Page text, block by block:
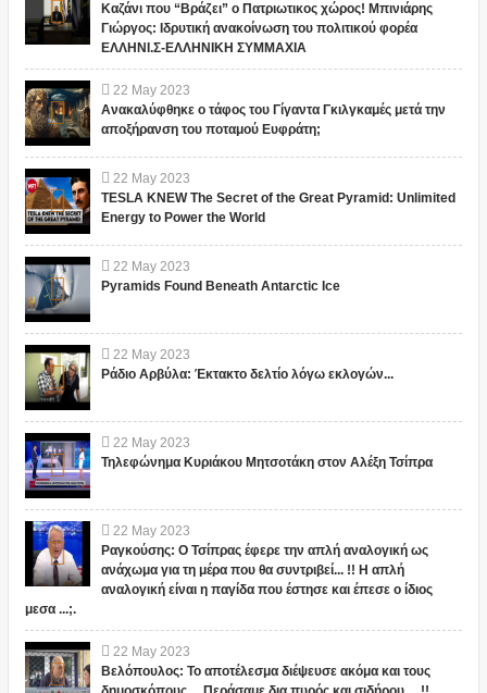
Καζάνι που “Βράζει” ο Πατριωτικος χώρος! Μπινιάρης
Γιώργος: Ιδρυτική ανακοίνωση του πολιτικού φορέα
ΕΛΛΗΝΙ.Σ-ΕΛΛΗΝΙΚΗ ΣΥΜΜΑΧΙΑ
22 May 2023
Ανακαλύφθηκε ο τάφος του Γίγαντα Γκιλγκαμές μετά την
αποξήρανση του ποταμού Ευφράτη;
22 May 2023
TESLA KNEW The Secret of the Great Pyramid: Unlimited
Energy to Power the World
22 May 2023
Pyramids Found Beneath Antarctic Ice
22 May 2023
Ράδιο Αρβύλα: Έκτακτο δελτίο λόγω εκλογών...
22 May 2023
Τηλεφώνημα Κυριάκου Μητσοτάκη στον Αλέξη Τσίπρα
22 May 2023
Ραγκούσης: Ο Τσίπρας έφερε την απλή αναλογική ως
ανάχωμα για τη μέρα που θα συντριβεί... !! Η απλή
αναλογική είναι η παγίδα που έστησε και έπεσε ο ίδιος
μεσα ...;.
22 May 2023
Βελόπουλος: Το αποτέλεσμα διέψευσε ακόμα και τους